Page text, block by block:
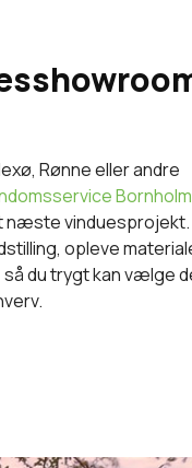
Rønne eller andre
næste vinduesprojekt.
opleve
du trygt kan vælge